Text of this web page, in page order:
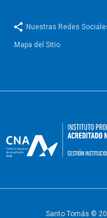
Nuestras Redes
Mapa del Sitio
Santo Tomás ©